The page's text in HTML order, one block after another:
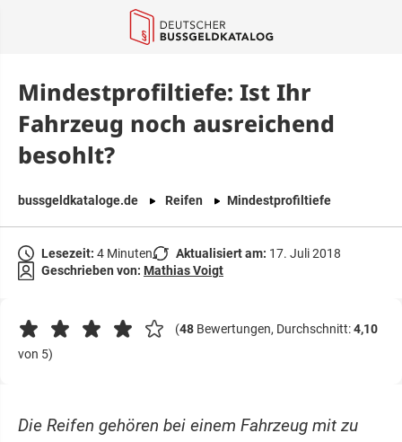
Mindestprofiltiefe: Ist Ihr
Fahrzeug noch ausreichend
besohlt?
bussgeldkataloge.de Reifen Mindestprofiltiefe
Lesezeit: 4 Minuten Aktualisiert am: 17. Juli 2018
Geschrieben von: Mathias Voigt
(48 Bewertungen, Durchschnitt:4,10
von 5)
Die Reifen gehören bei einem Fahrzeug mit zu